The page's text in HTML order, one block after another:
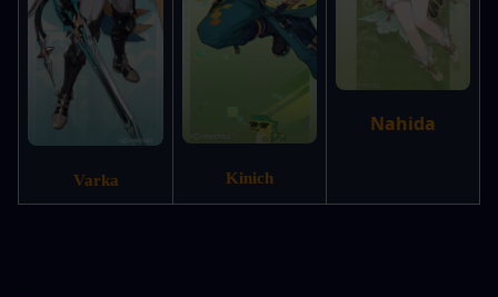
Varka Kinich
Nahida